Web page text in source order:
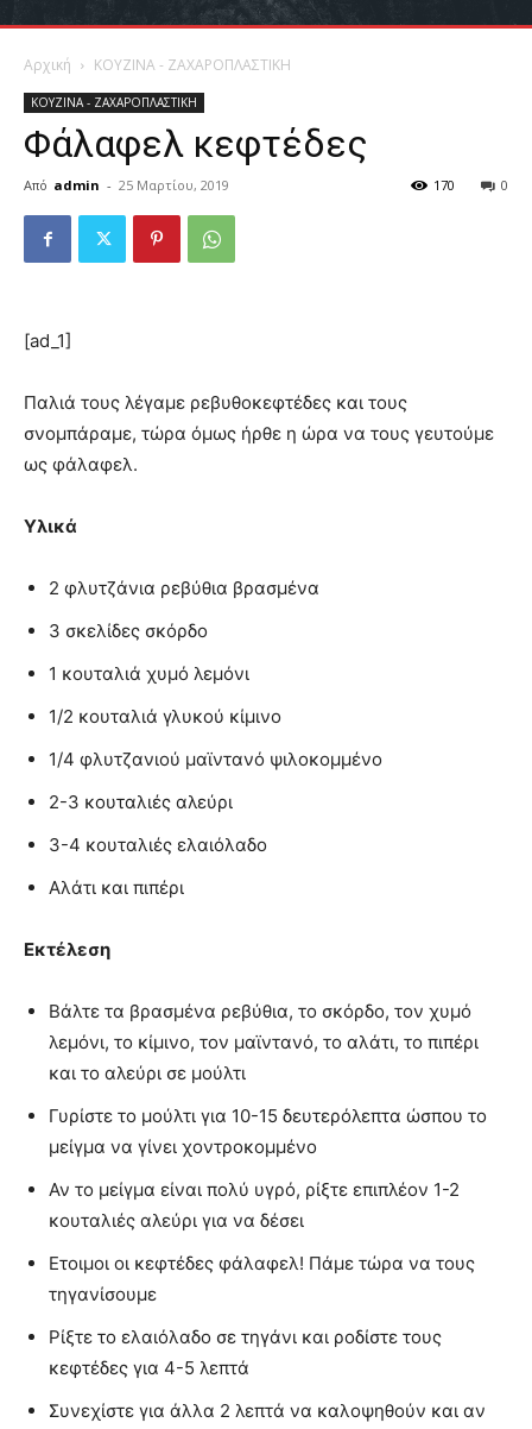
Αρχική ΚΟΥΖΙΝΑ - ΖΑΧΑΡΟΠΛΑΣΤΙΚΗ
ΚΟΥΖΙΝΑ - ΖΑΧΑΡΟΠΛΑΣΤΙΚΗ
Φάλαφελ κεφτέδες
Από admin - 25 Μαρτίου, 2019 0
170
[ad_1]
Παλιά τους λέγαμε ρεβυθοκεφτέδες και τους
σνομπάραμε, τώρα όμως ήρθε η ώρα να τους γευτούμε
ως φάλαφελ.
Υλικά
2 φλυτζάνια ρεβύθια βρασμένα
3 σκελίδες σκόρδο
1 κουταλιά χυμό λεμόνι
1/2 κουταλιά γλυκού κίμινο
1/4 φλυτζανιού μαϊντανό ψιλοκομμένο
2-3 κουταλιές αλεύρι
3-4 κουταλιές ελαιόλαδο
Αλάτι και πιπέρι
Εκτέλεση
Βάλτε τα βρασμένα ρεβύθια, το σκόρδο, τον χυμό
λεμόνι, το κίμινο, τον μαϊντανό, το αλάτι, το πιπέρι
και το αλεύρι σε μούλτι
Γυρίστε το μούλτι για 10-15 δευτερόλεπτα ώσπου το
μείγμα να γίνει χοντροκομμένο
Αν το μείγμα είναι πολύ υγρό, ρίξτε επιπλέον 1-2
κουταλιές αλεύρι για να δέσει
Ετοιμοι οι κεφτέδες φάλαφελ! Πάμε τώρα να τους
τηγανίσουμε
Ρίξτε το ελαιόλαδο σε τηγάνι και ροδίστε τους
κεφτέδες για 4-5 λεπτά
Συνεχίστε για άλλα 2 λεπτά να καλοψηθούν και αν